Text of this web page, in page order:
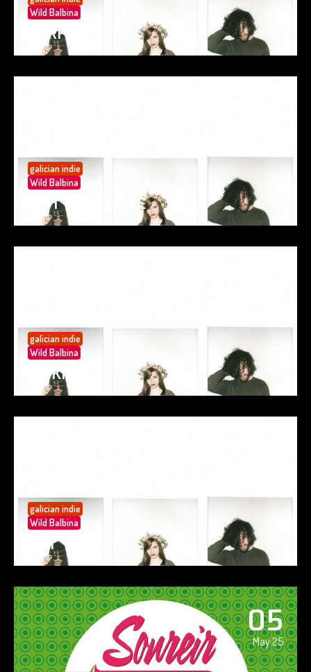
Wild Balbina
SURFIN’
galician indie
Wild Balbina
SPIT YOUR LOVE
galician indie
Wild Balbina
SO KIND
galician indie
Wild Balbina
EAT TACOS
05
May 25